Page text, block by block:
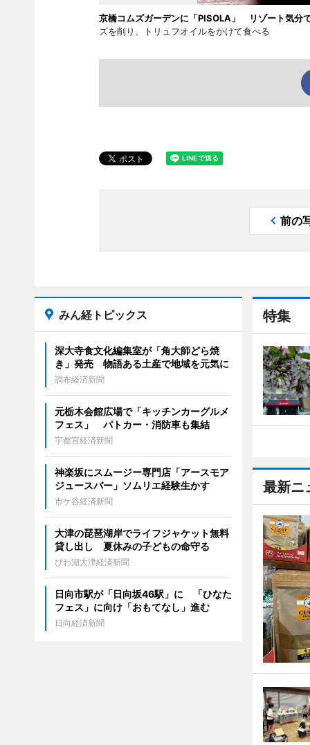
京橋コムズガーデンに「PISOLA」 リゾート気分
ズを削り、トリュフオイルをかけて食べる
前の
特集
最新ニ
みん経トピックス
深大寺食文化編集室が「角大師どら焼
き」発売 物語ある土産で地域を元気に
調布経済新聞
元栃木会館広場で「キッチンカーグルメ
フェス」 パトカー・消防車も集結
宇都宮経済新聞
神楽坂にスムージー専門店「アースモア
ジュースバー」ソムリエ経験生かす
市ケ谷経済新聞
大津の琵琶湖岸でライフジャケット無料
貸し出し 夏休みの子どもの命守る
びわ湖大津経済新聞
日向市駅が「日向坂46駅」に 「ひなた
フェス」に向け「おもてなし」進む
日向経済新聞